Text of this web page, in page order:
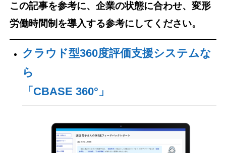
この記事を参考に、企業の状態に合わせ、変形
労働時間制を導入する参考にしてください。
クラウド型360度評価支援システムな
ら
「CBASE 360°」